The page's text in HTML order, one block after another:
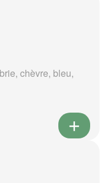
chèvre, bleu,